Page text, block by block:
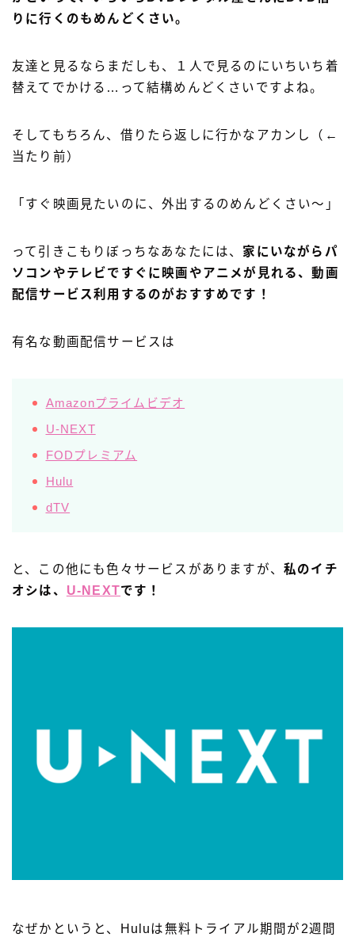
りに行くのもめんどくさい。
友達と見るならまだしも、１人で見るのにいちいち着
替えてでかける…って結構めんどくさいですよね。
そしてもちろん、借りたら返しに行かなアカンし（←
当たり前）
「すぐ映画見たいのに、外出するのめんどくさい～」
って引きこもりぼっちなあなたには、 家にいながらパ
ソコンやテレビですぐに映画やアニメが見れる、動画
配信サービス利用するのがおすすめです！
有名な動画配信サービスは
Amazonプライムビデオ
U-NEXT
FODプレミアム
Hulu
dTV
と、この他にも色々サービスがありますが、 私のイチ
オシは、 U-NEXTです！
なぜかというと、Huluは無料トライアル期間が2週間